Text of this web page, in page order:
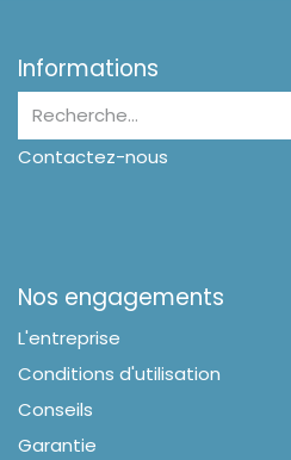
Informations
Contactez-nous
Nos engagements
L'entreprise
Conditions d'utilisation
Conseils
Garantie